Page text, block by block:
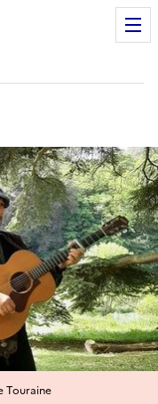
Touraine